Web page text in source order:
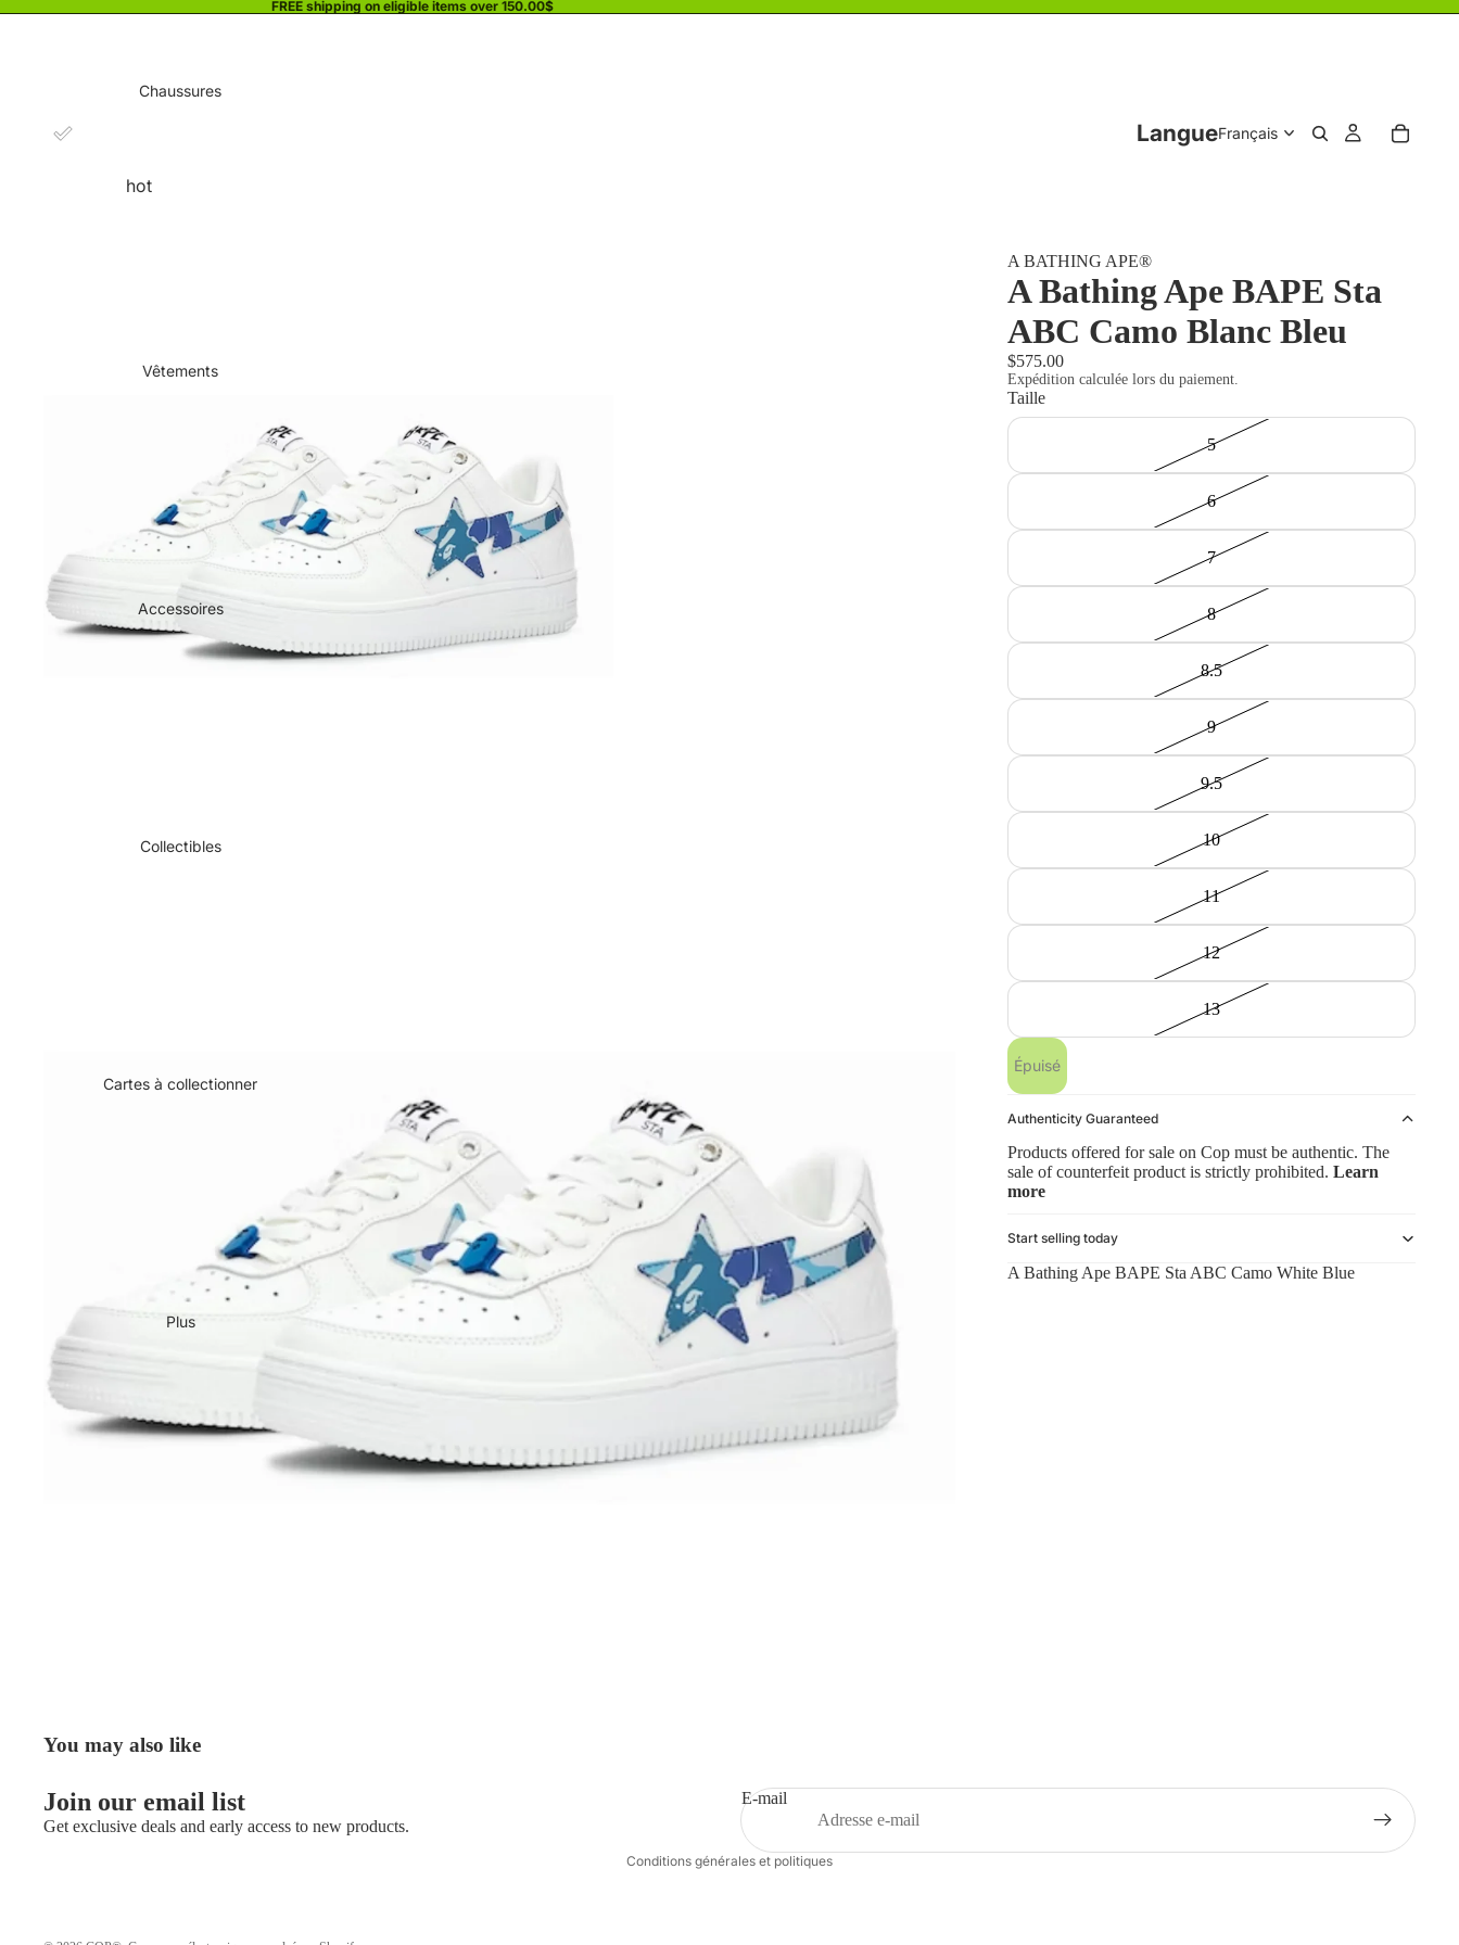
FREE shipping on eligible items over 150.00$
Chaussures
hot
Vêtements
Accessoires
Collectibles
Cartes à collectionner
Plus
Langue
A BATHING APE®
A Bathing Ape BAPE Sta
ABC Camo Blanc Bleu
$575.00
Expédition calculée lors du paiement.
Taille
5
6
7
8
8.5
9
9.5
10
11
12
13
Épuisé
Authenticity Guaranteed
Products offered for sale on Cop must be authentic. The
sale of counterfeit product is strictly prohibited. Learn
more
Start selling today
A Bathing Ape BAPE Sta ABC Camo White Blue
You may also like
Join our email list
Get exclusive deals and early access to new products.
E-mail
Conditions générales et politiques
Politique d’expédition